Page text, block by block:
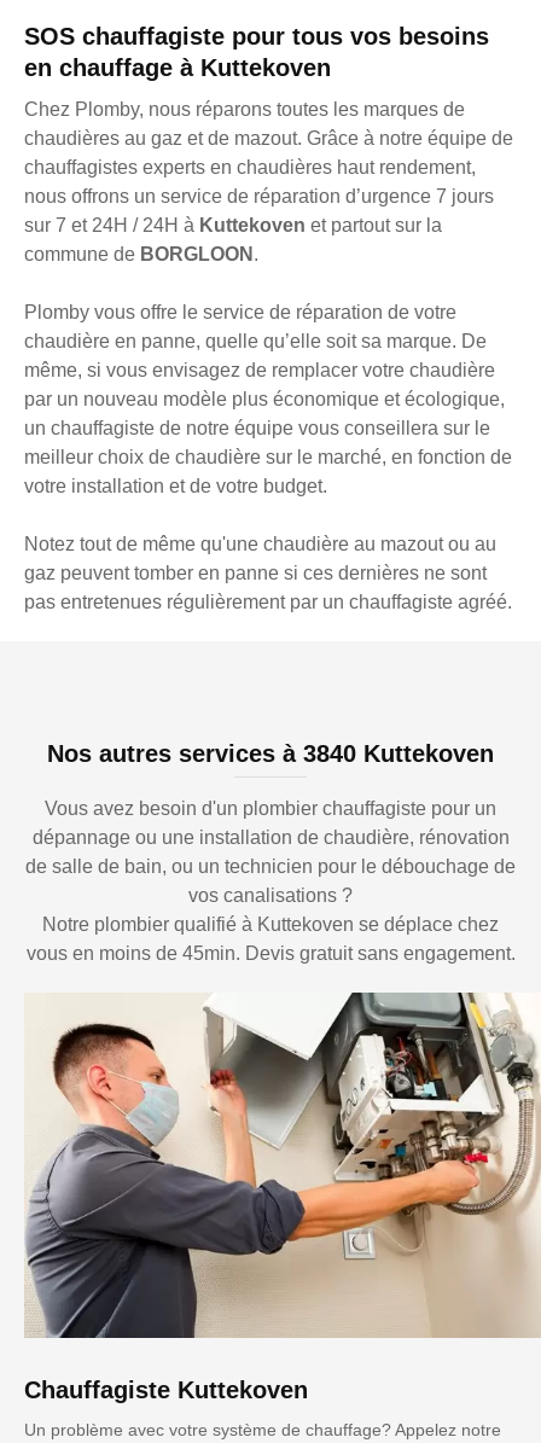
SOS chauffagiste pour tous vos besoins
en chauffage à Kuttekoven
Chez Plomby, nous réparons toutes les marques de
chaudières au gaz et de mazout. Grâce à notre équipe de
chauffagistes experts en chaudières haut rendement,
nous offrons un service de réparation d’urgence 7 jours
sur 7 et 24H / 24H à Kuttekoven et partout sur la
commune de BORGLOON .
Plomby vous offre le service de réparation de votre
chaudière en panne, quelle qu’elle soit sa marque. De
même, si vous envisagez de remplacer votre chaudière
par un nouveau modèle plus économique et écologique,
un chauffagiste de notre équipe vous conseillera sur le
meilleur choix de chaudière sur le marché, en fonction de
votre installation et de votre budget.
Notez tout de même qu'une chaudière au mazout ou au
gaz peuvent tomber en panne si ces dernières ne sont
pas entretenues régulièrement par un chauffagiste agréé.
Nos autres services à 3840 Kuttekoven
Vous avez besoin d'un plombier chauffagiste pour un
dépannage ou une installation de chaudière, rénovation
de salle de bain, ou un technicien pour le débouchage de
vos canalisations ?
Notre plombier qualifié à Kuttekoven se déplace chez
vous en moins de 45min. Devis gratuit sans engagement.
Chauffagiste Kuttekoven
Un problème avec votre système de chauffage? Appelez notre